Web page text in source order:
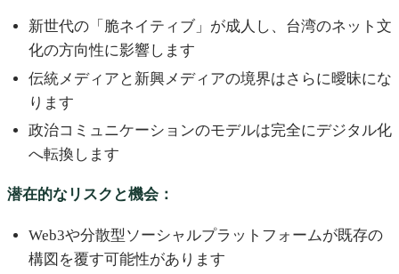
新世代の「脆ネイティブ」が成人し、台湾のネット文
化の方向性に影響します
伝統メディアと新興メディアの境界はさらに曖昧にな
ります
政治コミュニケーションのモデルは完全にデジタル化
へ転換します
潜在的なリスクと機会：
Web3や分散型ソーシャルプラットフォームが既存の
構図を覆す可能性があります